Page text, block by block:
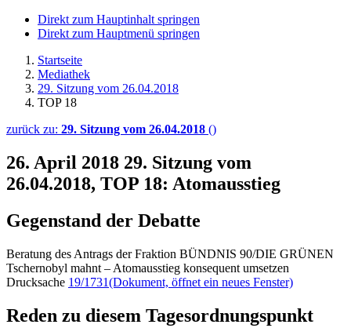
Direkt zum Hauptinhalt springen
Direkt zum Hauptmenü springen
Startseite
Mediathek
29. Sitzung vom 26.04.2018
TOP 18
zurück zu: 29. Sitzung vom 26.04.2018 ()
26. April 2018 29. Sitzung vom
26.04.2018, TOP 18: Atomausstieg
Gegenstand der Debatte
Beratung des Antrags der Fraktion BÜNDNIS 90/DIE GRÜNEN
Tschernobyl mahnt – Atomausstieg konsequent umsetzen
Drucksache 19/1731(Dokument, öffnet ein neues Fenster)
Reden zu diesem Tagesordnungspunkt